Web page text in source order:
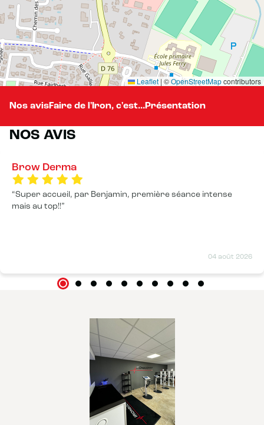
Leaflet | ©OpenStreetMapcontributors
Nos avisFaire de l'Iron, c'est...Présentation
NOS AVIS
Brow Derma
04 août 2026
Super accueil, par Benjamin, première séance intense
mais au top!!